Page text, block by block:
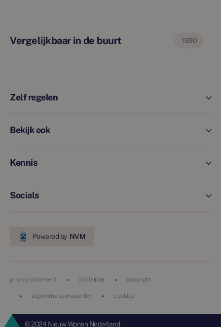
Vergelijkbaar in de buurt 1990
Zelf regelen
Bekijk ook
Kennis
Socials
Powered by NVM
privacy statement disclaimer copyright
algemene voorwaarden cookies
© 2024 Nieuw Wonen Nederland